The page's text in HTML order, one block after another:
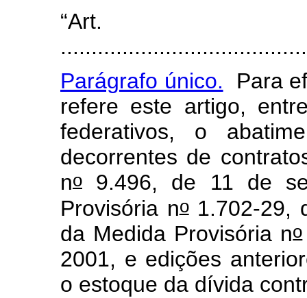
Parágrafo único. Para
refere este artigo,
federativos, o
decorrentes de
no 9.496, de 11 de
Provisória no1.702-29,
da Medida Provisória no
2001, e edições
o estoque da dívida